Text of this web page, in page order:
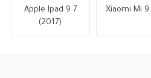
Apple Ipad 9 7
(2017)
Xiaomi Mi 9